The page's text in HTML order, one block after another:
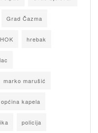
Grad Čazma
HOK hrebak
marko marušić
općina kapela
policija